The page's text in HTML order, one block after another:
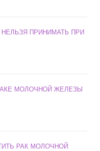
ПРИНИМАТЬ ПРИ
МОЛОЧНОЙ ЖЕЛЕЗЫ
РАК МОЛОЧНОЙ